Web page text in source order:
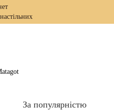
За популярністю